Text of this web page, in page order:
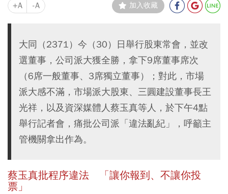
+A -A 加入收藏
大同（2371）今（30）日舉行股東常會，並改
選董事，公司派大獲全勝，拿下9席董事席次
（6席一般董事、3席獨立董事）；對此，市場
派大感不滿，市場派大股東、三圓建設董事長王
光祥，以及資深媒體人蔡玉真等人，於下午4點
舉行記者會，痛批公司派「違法亂紀」，呼籲主
管機關拿出作為。
蔡玉真批程序違法 「讓你報到、不讓你投
票」